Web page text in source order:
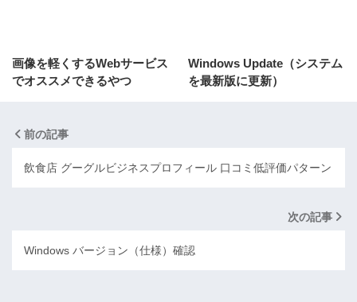
画像を軽くするWebサービス
でオススメできるやつ
Windows Update（システム
を最新版に更新）
前の記事
飲食店 グーグルビジネスプロフィール 口コミ低評価パターン
次の記事
Windows バージョン（仕様）確認